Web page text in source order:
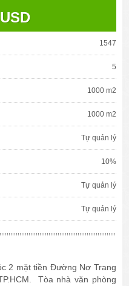
1547
5
1000 m2
1000 m2
Tự quản lý
10%
Tự quản lý
Tự quản lý
2 mặt tiền Đường Nơ Trang
Tòa nhà văn phòng